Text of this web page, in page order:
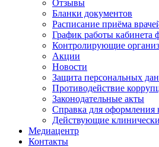
Отзывы
Бланки документов
Расписание приёма
График работы кабинета
Контролирующие
Акции
Новости
Защита персональных
Противодействие
Законодательные акты
Справка для оформления
Действующие
Медиацентр
Контакты